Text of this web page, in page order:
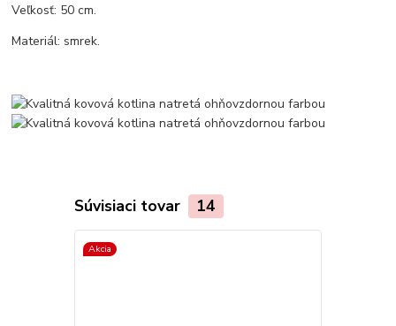
Veľkosť: 50 cm.
Materiál: smrek.
Súvisiaci tovar 14
Akcia